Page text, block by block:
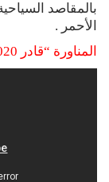
بالمقاصد
الأحمر .
المناورة “قادر 2020 “